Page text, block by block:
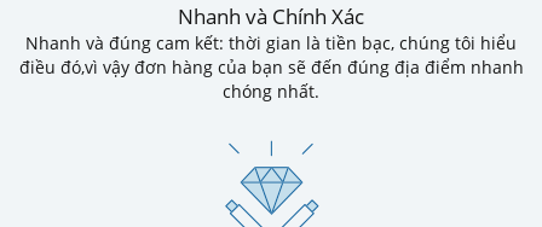
Nhanh và Chính Xác
Nhanh và đúng cam kết: thời gian là tiền bạc, chúng tôi hiểu
điều đó,vì vậy đơn hàng của bạn sẽ đến đúng địa điểm nhanh
chóng nhất.